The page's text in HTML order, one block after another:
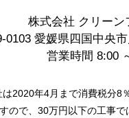
株式会社 クリーン
0103 愛媛県四国中央
営業時間 8:00
は2020年4月まで消費税分8
ので、30万円以下の工事